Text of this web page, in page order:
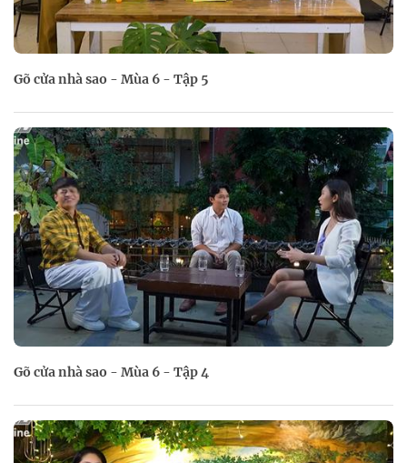
Gõ cửa nhà sao - Mùa 6 - Tập 5
Gõ cửa nhà sao - Mùa 6 - Tập 4